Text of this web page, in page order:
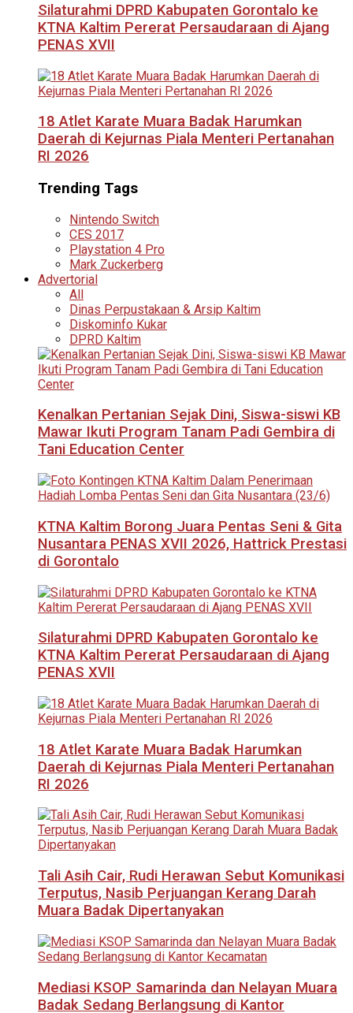
Silaturahmi DPRD Kabupaten Gorontalo ke
KTNA Kaltim Pererat Persaudaraan di Ajang
PENAS XVII
18 Atlet Karate Muara Badak Harumkan
Daerah di Kejurnas Piala Menteri Pertanahan
RI 2026
Trending Tags
Nintendo Switch
CES 2017
Playstation 4 Pro
Mark Zuckerberg
Advertorial
All
Dinas Perpustakaan & Arsip Kaltim
Diskominfo Kukar
DPRD Kaltim
Kenalkan Pertanian Sejak Dini, Siswa-siswi KB
Mawar Ikuti Program Tanam Padi Gembira di
Tani Education Center
KTNA Kaltim Borong Juara Pentas Seni & Gita
Nusantara PENAS XVII 2026, Hattrick Prestasi
di Gorontalo
Silaturahmi DPRD Kabupaten Gorontalo ke
KTNA Kaltim Pererat Persaudaraan di Ajang
PENAS XVII
18 Atlet Karate Muara Badak Harumkan
Daerah di Kejurnas Piala Menteri Pertanahan
RI 2026
Tali Asih Cair, Rudi Herawan Sebut Komunikasi
Terputus, Nasib Perjuangan Kerang Darah
Muara Badak Dipertanyakan
Mediasi KSOP Samarinda dan Nelayan Muara
Badak Sedang Berlangsung di Kantor